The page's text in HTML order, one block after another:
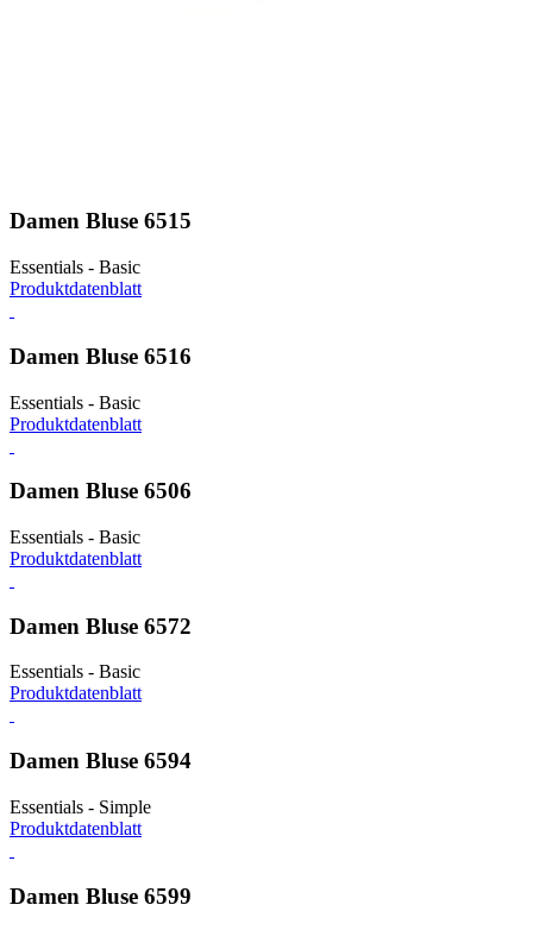
Damen Bluse 6515
Essentials - Basic
Produktdatenblatt
Damen Bluse 6516
Essentials - Basic
Produktdatenblatt
Damen Bluse 6506
Essentials - Basic
Produktdatenblatt
Damen Bluse 6572
Essentials - Basic
Produktdatenblatt
Damen Bluse 6594
Essentials - Simple
Produktdatenblatt
Damen Bluse 6599